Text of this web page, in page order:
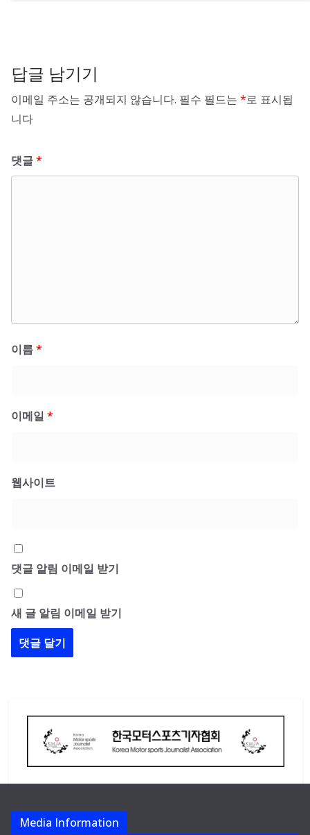
답글 남기기
이메일 주소는 공개되지 않습니다. 필수 필드는 *로 표시됩
니다
댓글*
이름*
이메일 *
웹사이트
댓글 알림 이메일 받기
새 글 알림 이메일 받기
Media Information